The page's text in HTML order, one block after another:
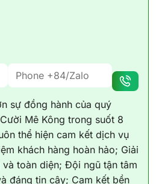
sự đồng hành của quý
Mê Kông trong suốt 8
thể hiện cam kết dịch vụ
khách hàng hoàn hảo; Giải
toàn diện; Đội ngũ tận tâm
đáng tin cậy; Cam kết bền